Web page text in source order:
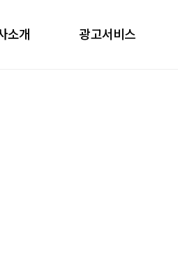
소개 광고서비스